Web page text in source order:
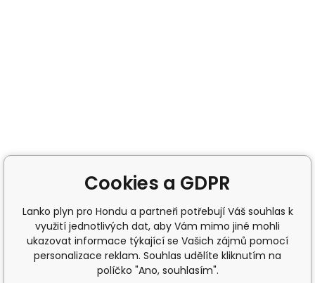
Cookies a GDPR
Lanko plyn pro Hondu a partneři potřebují Váš souhlas k
využití jednotlivých dat, aby Vám mimo jiné mohli
ukazovat informace týkající se Vašich zájmů pomocí
personalizace reklam. Souhlas udělíte kliknutím na
políčko "Ano, souhlasím".